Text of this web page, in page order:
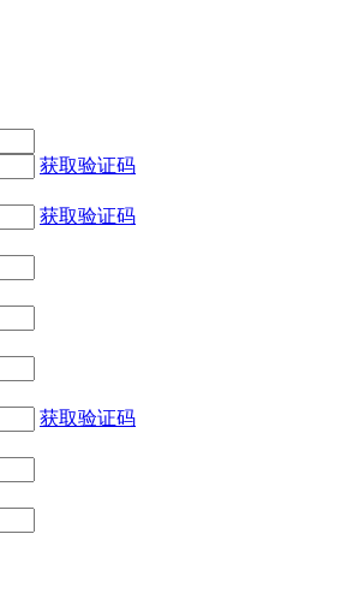
获取验证码
获取验证码
获取验证码